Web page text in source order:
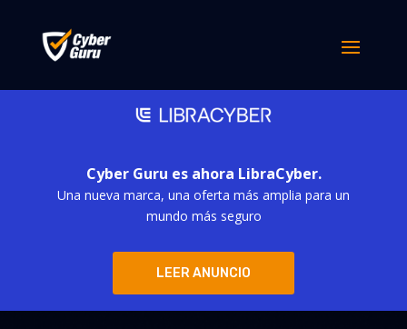
Cyber Guru es ahora LibraCyber.
Una nueva marca, una oferta más amplia para un
mundo más seguro
LEER ANUNCIO